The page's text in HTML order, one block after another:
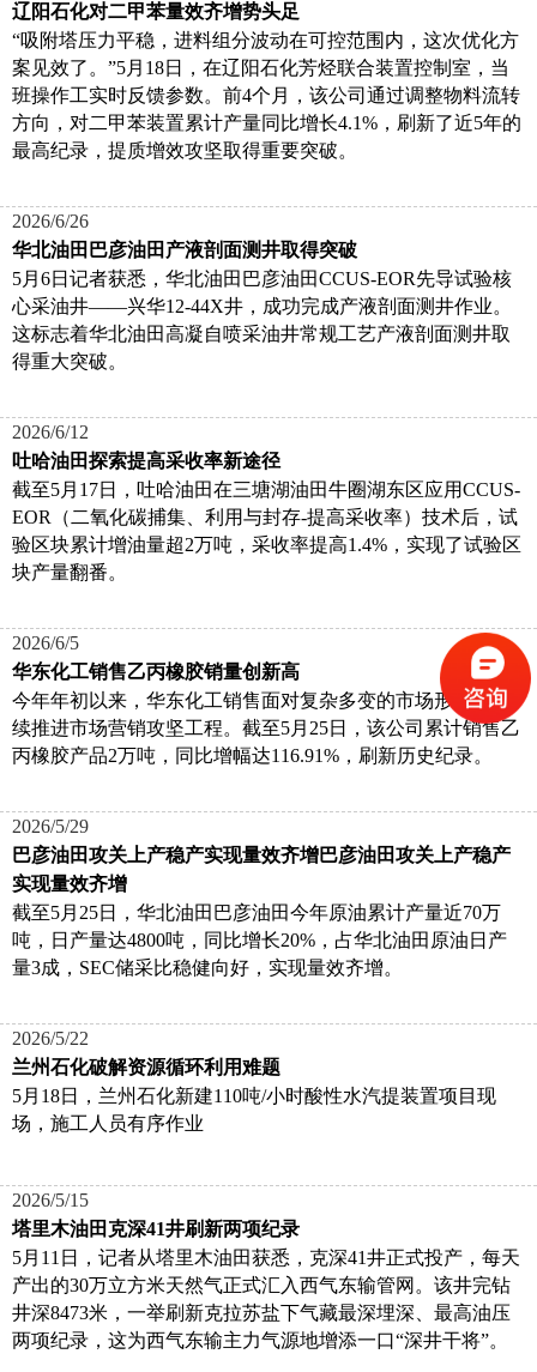
辽阳石化对二甲苯量效齐增势头足
“吸附塔压力平稳，进料组分波动在可控范围内，这次优化方
案见效了。”5月18日，在辽阳石化芳烃联合装置控制室，当
班操作工实时反馈参数。前4个月，该公司通过调整物料流转
方向，对二甲苯装置累计产量同比增长4.1%，刷新了近5年的
最高纪录，提质增效攻坚取得重要突破。
2026/6/26
华北油田巴彦油田产液剖面测井取得突破
5月6日记者获悉，华北油田巴彦油田CCUS-EOR先导试验核
心采油井——兴华12-44X井，成功完成产液剖面测井作业。
这标志着华北油田高凝自喷采油井常规工艺产液剖面测井取
得重大突破。
2026/6/12
吐哈油田探索提高采收率新途径
截至5月17日，吐哈油田在三塘湖油田牛圈湖东区应用CCUS-
EOR（二氧化碳捕集、利用与封存-提高采收率）技术后，试
验区块累计增油量超2万吨，采收率提高1.4%，实现了试验区
块产量翻番。
2026/6/5
华东化工销售乙丙橡胶销量创新高
今年年初以来，华东化工销售面对复杂多变的市场形势，持
续推进市场营销攻坚工程。截至5月25日，该公司累计销售乙
丙橡胶产品2万吨，同比增幅达116.91%，刷新历史纪录。
2026/5/29
巴彦油田攻关上产稳产实现量效齐增巴彦油田攻关上产稳产
实现量效齐增
截至5月25日，华北油田巴彦油田今年原油累计产量近70万
吨，日产量达4800吨，同比增长20%，占华北油田原油日产
量3成，SEC储采比稳健向好，实现量效齐增。
2026/5/22
兰州石化破解资源循环利用难题
5月18日，兰州石化新建110吨/小时酸性水汽提装置项目现
场，施工人员有序作业
2026/5/15
塔里木油田克深41井刷新两项纪录
5月11日，记者从塔里木油田获悉，克深41井正式投产，每天
产出的30万立方米天然气正式汇入西气东输管网。该井完钻
井深8473米，一举刷新克拉苏盐下气藏最深埋深、最高油压
两项纪录，这为西气东输主力气源地增添一口“深井干将”。